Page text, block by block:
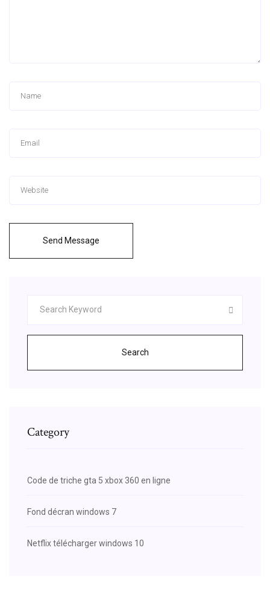
Send Message
Search
Category
Code de triche gta 5 xbox 360 en ligne
Fond décran windows 7
Netflix télécharger windows 10